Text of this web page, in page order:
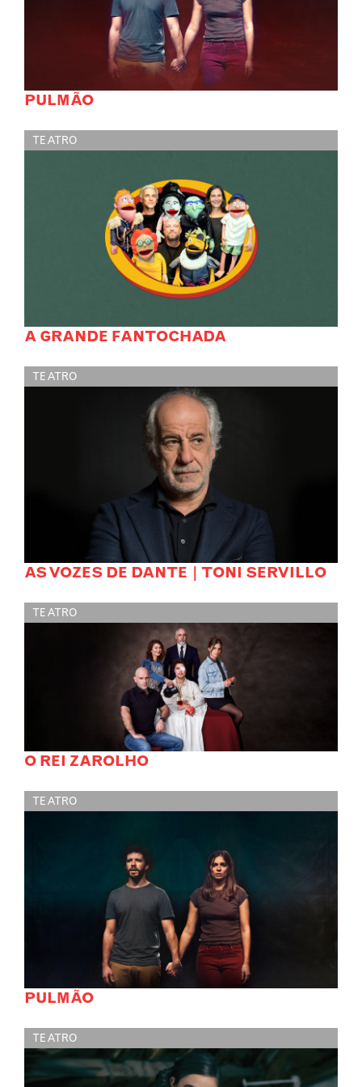
PULMÃO
TEATRO
A GRANDE FANTOCHADA
TEATRO
AS VOZES DE DANTE | TONI SERVILLO
TEATRO
O REI ZAROLHO
TEATRO
PULMÃO
TEATRO